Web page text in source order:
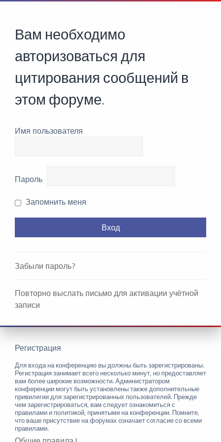
Вам необходимо
авторизоваться для
цитирования сообщений в
этом форуме.
Имя пользователя
Пароль
Запомнить меня
Забыли пароль?
Повторно выслать письмо для активации учётной
записи
Регистрация
Для входа на конференцию вы должны быть зарегистрированы.
Регистрация занимает всего несколько минут, но предоставляет
вам более широкие возможности. Администратором
конференции могут быть установлены также дополнительные
привилегии для зарегистрированных пользователей. Прежде
чем зарегистрироваться, вам следует ознакомиться с
правилами и политикой, принятыми на конференции. Помните,
что ваше присутствие на форумах означает согласие со всеми
правилами.